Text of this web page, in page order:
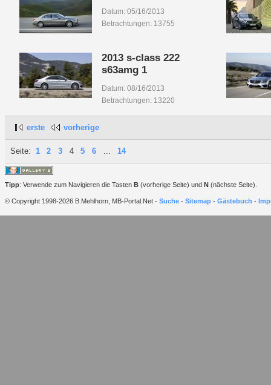
Datum: 05/16/2013
Betrachtungen: 13755
2013 s-class 222
s63amg 1
Datum: 08/16/2013
Betrachtungen: 13220
erste vorherige
Seite: 1 2 3 4 5 6 ... 14
Tipp: Verwende zum Navigieren die Tasten B (vorherige Seite) und N (nächste Seite).
© Copyright 1998-2026 B.Mehlhorn, MB-Portal.Net - Suche - Sitemap - Gästebuch -